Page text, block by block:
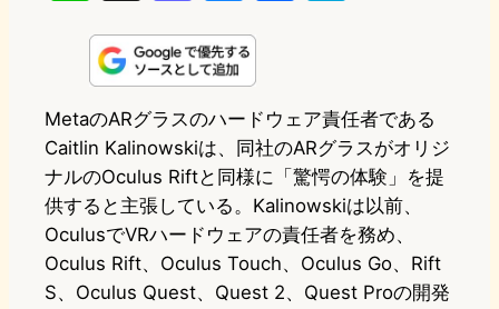
n
s
o
d
o
n
u
e
s
k
y
b
o
o
k
e
n
a
MetaのARグラスのハードウェア責任者である
Caitlin Kalinowskiは、同社のARグラスがオリジ
ナルのOculus Riftと同様に「驚愕の体験」を提
供すると主張している。Kalinowskiは以前、
OculusでVRハードウェアの責任者を務め、
Oculus Rift、Oculus Touch、Oculus Go、Rift
S、Oculus Quest、Quest 2、Quest Proの開発